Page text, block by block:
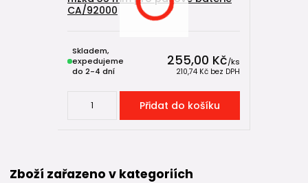
CA/92000
255,00 Kč/ks
210,74 Kč bez DPH
Skladem,
expedujeme
do 2-4 dní
Přidat do košíku
Zboží zařazeno v kategoriích